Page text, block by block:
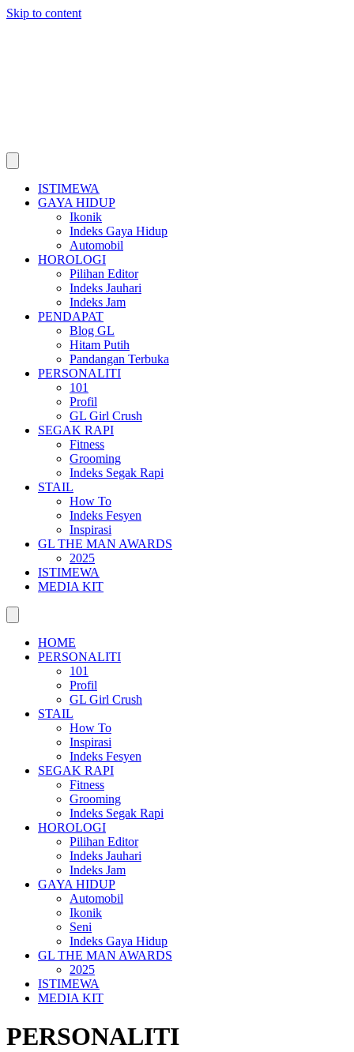
Skip to content
ISTIMEWA
GAYA HIDUP
Ikonik
Indeks Gaya Hidup
Automobil
HOROLOGI
Pilihan Editor
Indeks Jauhari
Indeks Jam
PENDAPAT
Blog GL
Hitam Putih
Pandangan Terbuka
PERSONALITI
101
Profil
GL Girl Crush
SEGAK RAPI
Fitness
Grooming
Indeks Segak Rapi
STAIL
How To
Indeks Fesyen
Inspirasi
GL THE MAN AWARDS
2025
ISTIMEWA
MEDIA KIT
HOME
PERSONALITI
101
Profil
GL Girl Crush
STAIL
How To
Inspirasi
Indeks Fesyen
SEGAK RAPI
Fitness
Grooming
Indeks Segak Rapi
HOROLOGI
Pilihan Editor
Indeks Jauhari
Indeks Jam
GAYA HIDUP
Automobil
Ikonik
Seni
Indeks Gaya Hidup
GL THE MAN AWARDS
2025
ISTIMEWA
MEDIA KIT
PERSONALITI